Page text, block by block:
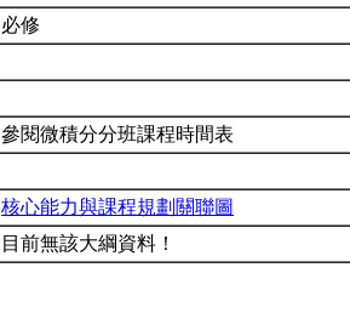
必修
參閱微積分分班課程時間表
核心能力與課程規劃關聯圖
目前無該大綱資料！